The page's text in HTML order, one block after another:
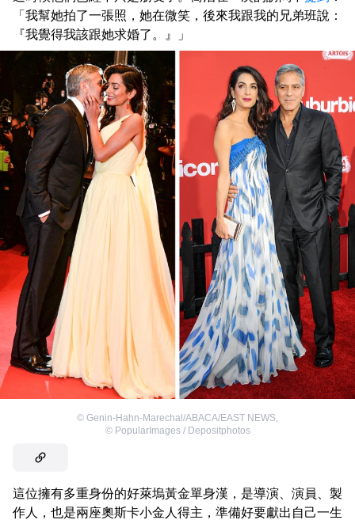
「我幫她拍了一張照，她在微笑，後來我跟我的兄弟班說：
『我覺得我該跟她求婚了。』」
© Genin-Hahn-Marechal/ABACA/EAST NEWS
© PopularImages / Depositphotos
這位擁有多重身份的好萊塢黃金單身漢，是導演、演員、製
作人，也是兩座奧斯卡小金人得主，準備好要獻出自己一生